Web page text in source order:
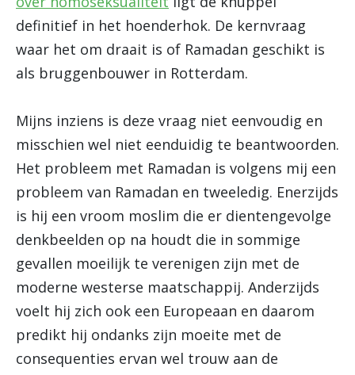
definitief in het hoenderhok. De kernvraag
waar het om draait is of Ramadan geschikt is
als bruggenbouwer in Rotterdam.
Mijns inziens is deze vraag niet eenvoudig en
misschien wel niet eenduidig te beantwoorden.
Het probleem met Ramadan is volgens mij een
probleem van Ramadan en tweeledig. Enerzijds
is hij een vroom moslim die er dientengevolge
denkbeelden op na houdt die in sommige
gevallen moeilijk te verenigen zijn met de
moderne westerse maatschappij. Anderzijds
voelt hij zich ook een Europeaan en daarom
predikt hij ondanks zijn moeite met de
consequenties ervan wel trouw aan de